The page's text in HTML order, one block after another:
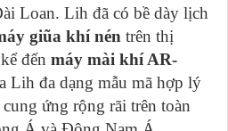
Loan. Lih đã có bề dày lịch
giũa khí nén trên thị
đến máy mài khí AR-
Lih đa dạng mẫu mã hợp lý
ứng rộng rãi trên toàn